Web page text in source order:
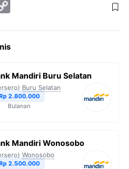
y
n
k
Mandiri Buru Selatan
Buru Selatan
2.800.000
Bulanan
Mandiri Wonosobo
Wonosobo
2.500.000